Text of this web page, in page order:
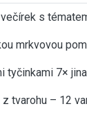
s
mrkvovou
tyčinkami 7×
tvarohu – 12